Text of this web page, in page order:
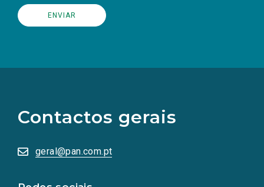
Contactos gerais
geral@pan.com.pt
redes
sociais
numa
nova